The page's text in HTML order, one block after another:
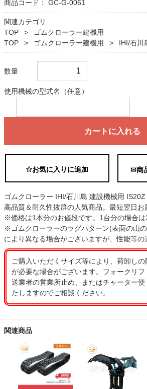
商品コード： GC-G-0061
関連カテゴリ
TOP
ゴムクローラー建機用
TOP
ゴムクローラー建機用 IHI/石川
数量
使用機械の型式名（任意）
カートに入れる
✩お気に入りに追加 ✉商
ゴムクローラー IHI/石川島 建設機械用
高品質＆耐久性抜群の人気商品。最短翌日お
※価格は1本分のお値段です。1台分の場合は
※ゴムクローラーのラグパターン(表面の山
により異なる場合がございますが、性能等の
ご購入いただくサイズ等により、荷卸しの
が必要な場合がございます。フォークリ
送業者の営業所止め、またはチャーター
たしますのでご相談ください。
関連商品